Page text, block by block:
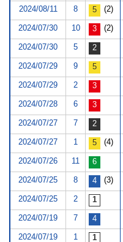
2024/08/11 8 (2)
2024/07/30 10 (2)
2024/07/30 5
2024/07/29 9
2024/07/29 2
2024/07/28 6
2024/07/27 7
2024/07/27 1 (4)
2024/07/26 11
2024/07/25 8 (3)
2024/07/25 2
2024/07/19 7
2024/07/19 1